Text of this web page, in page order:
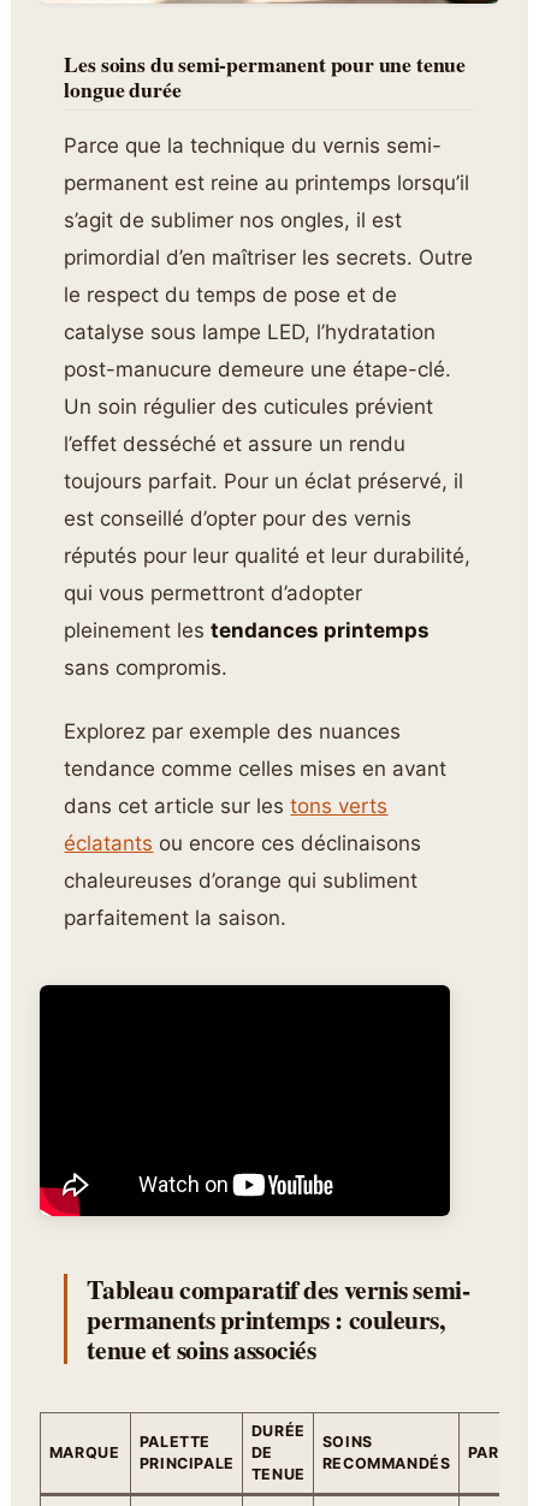
Les soins du semi-permanent pour une tenue
longue durée
Parce que la technique du vernis semi-
permanent est reine au printemps lorsqu’il
s’agit de sublimer nos ongles, il est
primordial d’en maîtriser les secrets. Outre
le respect du temps de pose et de
catalyse sous lampe LED, l’hydratation
post-manucure demeure une étape-clé.
Un soin régulier des cuticules prévient
l’effet desséché et assure un rendu
toujours parfait. Pour un éclat préservé, il
est conseillé d’opter pour des vernis
réputés pour leur qualité et leur durabilité,
qui vous permettront d’adopter
pleinement lestendances printemps
sans compromis.
Explorez par exemple des nuances
tendance comme celles mises en avant
dans cet article sur lestons verts
éclatants ou encore ces déclinaisons
chaleureuses d’orange qui subliment
parfaitement la saison.
Tableau comparatif des vernis semi-
permanents printemps : couleurs,
tenue et soins associés
MARQUE
PALETTE
PRINCIPALE
DURÉE
DE
TENUE
SOINS
RECOMMANDÉS